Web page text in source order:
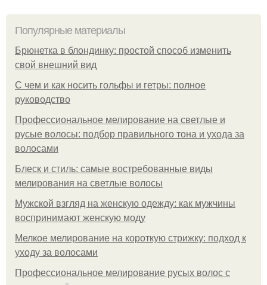
Популярные материалы
Брюнетка в блондинку: простой способ изменить
свой внешний вид
С чем и как носить гольфы и гетры: полное
руководство
Профессиональное мелирование на светлые и
русые волосы: подбор правильного тона и ухода за
волосами
Блеск и стиль: самые востребованные виды
мелирования на светлые волосы
Мужской взгляд на женскую одежду: как мужчины
воспринимают женскую моду
Мелкое мелирование на короткую стрижку: подход к
уходу за волосами
Профессиональное мелирование русых волос с